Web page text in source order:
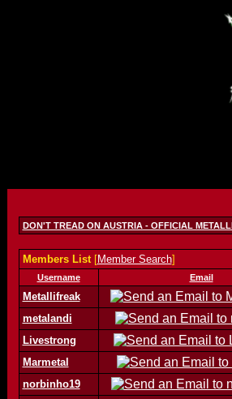
DON'T TREAD ON AUSTRIA - OFFICIAL
Members List[Member Search]
Username Email
Metallifreak
metalandi
Livestrong
Marmetal
norbinho19